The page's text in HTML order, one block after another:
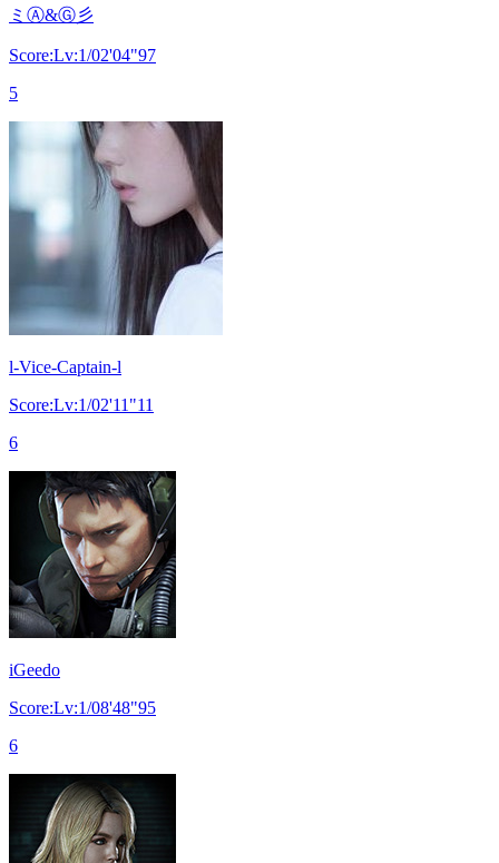
ミⒶ&Ⓖ彡
Score:Lv:1/02'04"97
5
l-Vice-Captain-l
Score:Lv:1/02'11"11
6
iGeedo
Score:Lv:1/08'48"95
6